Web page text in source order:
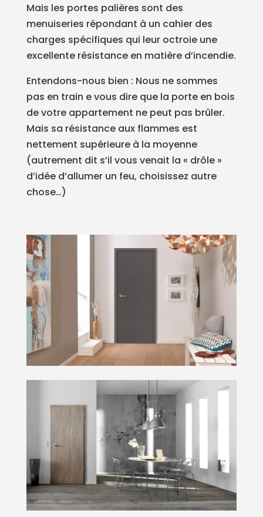
Mais les portes palières sont des
menuiseries répondant à un cahier des
charges spécifiques qui leur octroie une
excellente résistance en matière d’incendie.
Entendons-nous bien : Nous ne sommes
pas en train e vous dire que la porte en bois
de votre appartement ne peut pas brûler.
Mais sa résistance aux flammes est
nettement supérieure à la moyenne
(autrement dit s’il vous venait la « drôle »
d’idée d’allumer un feu, choisissez autre
chose…)